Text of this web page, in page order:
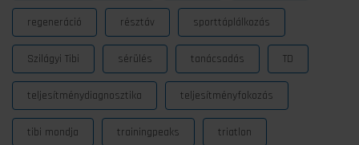
regeneráció résztáv sporttáplálkozás
Szilágyi Tibi sérülés tanácsadás TD
teljesítménydiagnosztika teljesítményfokozás
tibi mondja trainingpeaks triatlon